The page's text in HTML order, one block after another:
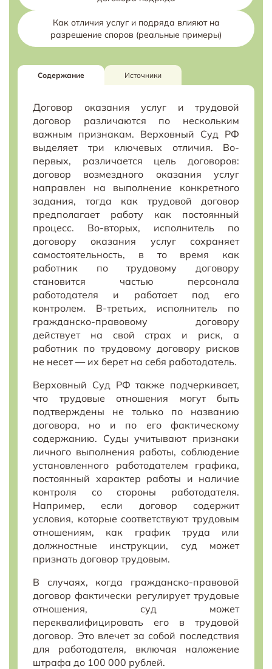
Как отличия услуг и подряда влияют на
разрешение споров (реальные примеры)
Содержание Источники
Договор оказания услуг и трудовой
договор различаются по нескольким
важным признакам. Верховный Суд РФ
выделяет три ключевых отличия. Во-
первых, различается цель договоров:
договор возмездного оказания услуг
направлен на выполнение конкретного
задания, тогда как трудовой договор
предполагает работу как постоянный
процесс. Во-вторых, исполнитель по
договору оказания услуг сохраняет
самостоятельность, в то время как
работник по трудовому договору
становится частью персонала
работодателя и работает под его
контролем. В-третьих, исполнитель по
гражданско-правовому договору
действует на свой страх и риск, а
работник по трудовому договору рисков
не несет — их берет на себя работодатель.
Верховный Суд РФ также подчеркивает,
что трудовые отношения могут быть
подтверждены не только по названию
договора, но и по его фактическому
содержанию. Суды учитывают признаки
личного выполнения работы, соблюдение
установленного работодателем графика,
постоянный характер работы и наличие
контроля со стороны работодателя.
Например, если договор содержит
условия, которые соответствуют трудовым
отношениям, как график труда или
должностные инструкции, суд может
признать договор трудовым.
В случаях, когда гражданско-правовой
договор фактически регулирует трудовые
отношения, суд может
переквалифицировать его в трудовой
договор. Это влечет за собой последствия
для работодателя, включая наложение
штрафа до 100 000 рублей.